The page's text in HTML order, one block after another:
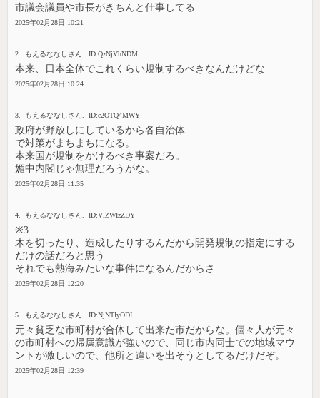
市議会議員や市長がきちんと仕事してる
2025年02月28日 10:21
2. もえるななしさん. ID:QzNjVhNDM
本来、日本全体でこれくらい規制するべきなんだけどな
2025年02月28日 10:24
3. もえるななしさん. ID:c2OTQ4MWY
政府が野放しにしているから各自治体
で対策がまちまちになる。
本来国が規制をかけるべき事案だろ。
媚中内閣じゃ無理だろうがな。
2025年02月28日 11:35
4. もえるななしさん. ID:VlZWIzZDY
※3
木を切ったり、造成したりするんだから開発規制の指定にする
だけの話だろと思う
それでも熱海みたいな事件になるんだからさ
2025年02月28日 12:20
5. もえるななしさん. ID:NjNTIyODI
元々貧乏な市町村が合体して出来た市だからな。個々人が元々
の市町村への帰属意識が強いので、同じ市内同士での地域マウ
ントが激しいので、他所と違いを出そうとしてるだけだぞ。
2025年02月28日 12:39